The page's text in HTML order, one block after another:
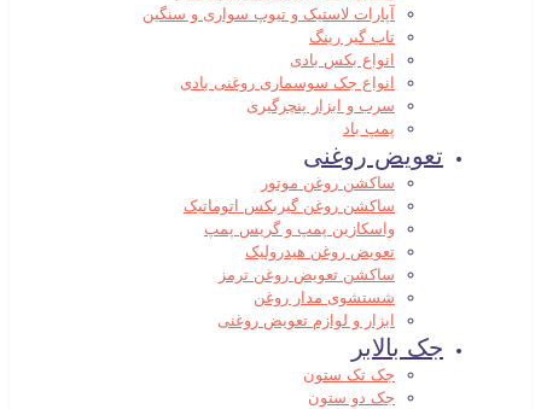
آپارات لاستیک و تیوپ سواری و سنگین
تاب گیر رینگ
انواع بکس بادی
انواع جک سوسماری روغنی بادی
سرب و ابزار پنچرگیری
پمپ باد
تعویض روغنی
ساکشن روغن موتور
ساکشن روغن گیربکس اتوماتیک
واسکازین پمپ و گریس پمپ
تعویض روغن هیدرولیک
ساکشن تعویض روغن ترمز
شستشوی مدار روغن
ابزار و لوازم تعویض روغنی
جک بالابر
جک تک ستون
جک دو ستون